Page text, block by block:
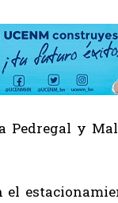
Pedregal y